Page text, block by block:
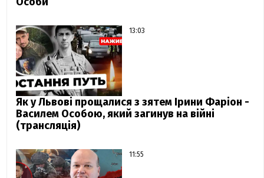
13:03
Як у Львові прощалися з зятем Ірини Фаріон -
Василем Особою, який загинув на війні
(трансляція)
11:55